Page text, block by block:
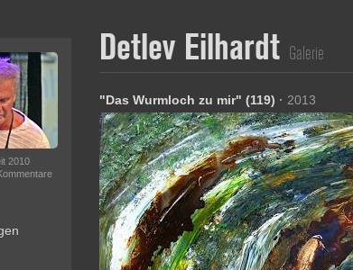
2010
Detlev Eilhardt Galerie
"Das Wurmloch zu mir" (119) · 2013